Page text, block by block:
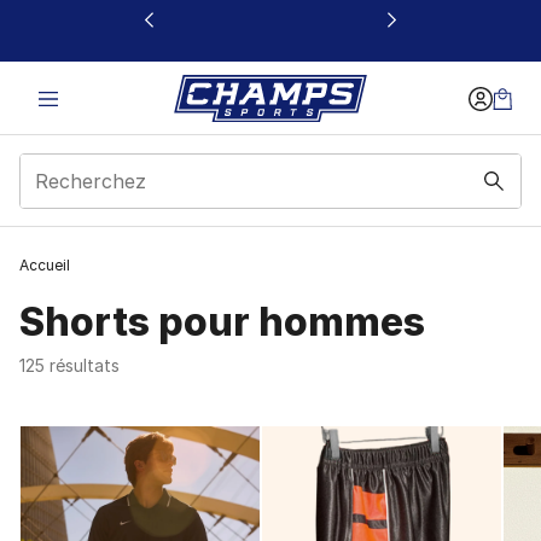
Ce lien s’ouvrira dans une nouvelle fenêtre
Accueil
Shorts pour hommes
125 résultats